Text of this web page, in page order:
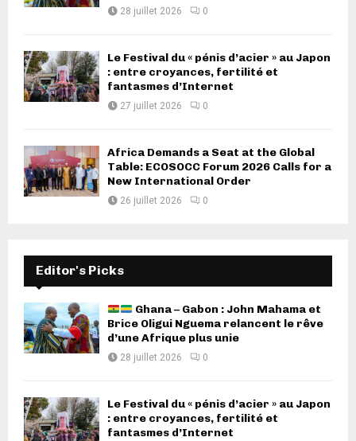
28 juillet 2026 0
Le Festival du « pénis d’acier » au Japon
: entre croyances, fertilité et
fantasmes d’Internet
27 juillet 2026 0
Africa Demands a Seat at the Global
Table: ECOSOCC Forum 2026 Calls for a
New International Order
26 juillet 2026 0
Editor's Picks
Ghana – Gabon : John Mahama et
Brice Oligui Nguema relancent le rêve
d’une Afrique plus unie
28 juillet 2026 0
Le Festival du « pénis d’acier » au Japon
: entre croyances, fertilité et
fantasmes d’Internet